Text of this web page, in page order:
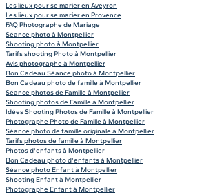
Les lieux pour se marier en Aveyron
Les lieux pour se marier en Provence
FAQ Photographe de Mariage
Séance photo à Montpellier
Shooting photo à Montpellier
Tarifs shooting Photo à Montpellier
Avis photographe à Montpellier
Bon Cadeau Séance photo à Montpellier
Bon Cadeau photo de famille à Montpellier
Séance photos de Famille à Montpellier
Shooting photos de Famille à Montpellier
Idées Shooting Photos de Famille à Montpellier
Photographe Photo de Famille à Montpellier
Séance photo de famille originale à Montpellier
Tarifs photos de famille à Montpellier
Photos d'enfants à Montpellier
Bon Cadeau photo d'enfants à Montpellier
Séance photo Enfant à Montpellier
Shooting Enfant à Montpellier
Photographe Enfant à Montpellier